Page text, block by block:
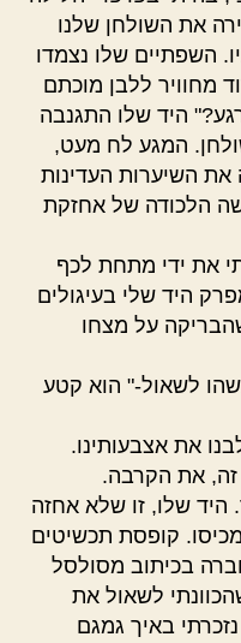
את השולחן שלנו
השפתיים שלו נצמדו
מחוויר ללבן מוכתם
היד שלו התגנבה
המגע לח מעט,
את השיערות העדינות
הלכודה של אחזקת
את ידי מתחת לכף
היד שלי בעיגולים
על מצחו
לשאול-" הוא קטע
את אצבעותינו.
זה, את הקרבה.
שלו, זו שלא אחזה
קופסת תכשיטים
בכיתוב מסולסל
לשאול את
באיך גמגם